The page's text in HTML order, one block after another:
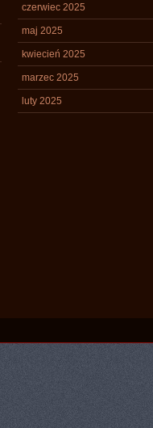
czerwiec 2025
maj 2025
kwiecień 2025
marzec 2025
luty 2025